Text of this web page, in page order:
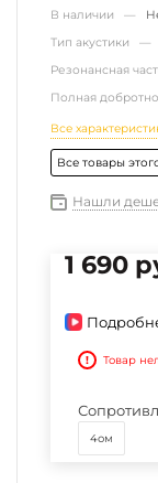
В наличии —
Тип акустики —
Резонансная
Полная
Все
Все товары
Нашли
1 690
! Товар
4ом